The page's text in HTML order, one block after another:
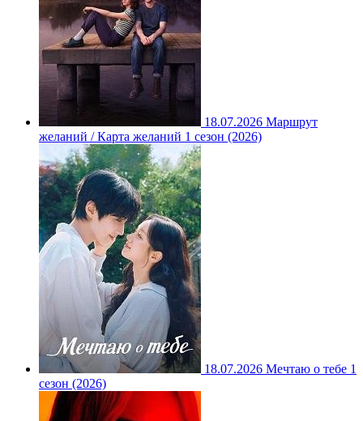
18.07.2026 Маршрут
желаний / Карта желаний 1 сезон (2026)
18.07.2026 Мечтаю о тебе 1
сезон (2026)